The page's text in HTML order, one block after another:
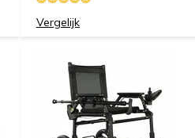
Vergelijk